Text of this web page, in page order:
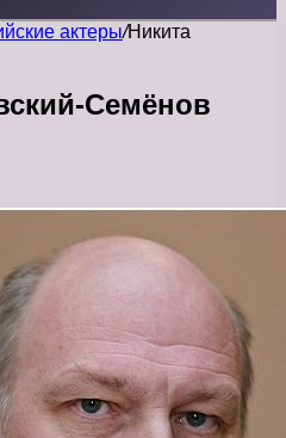
актеры/Никита
Семёнов